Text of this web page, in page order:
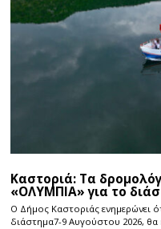
Καστοριά: Τα
«ΟΛΥΜΠΙΑ» για το
Ο Δήμος Καστοριάς ενημερώνει
διάστημα7-9 Αυγούστου 2026, θα